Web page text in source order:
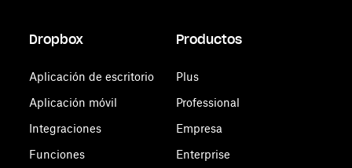
Dropbox
Aplicación de escritorio
Aplicación móvil
Integraciones
Funciones
Productos
Plus
Professional
Empresa
Enterprise